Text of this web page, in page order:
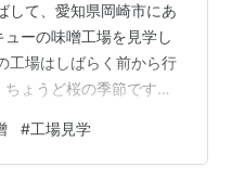
して、愛知県岡崎市にあ
ーの味噌工場を見学し
工場はしばらく前から行
ょうど桜の季節です
公園前駅で下車。駅か
です。駅から近いです
#工場見学